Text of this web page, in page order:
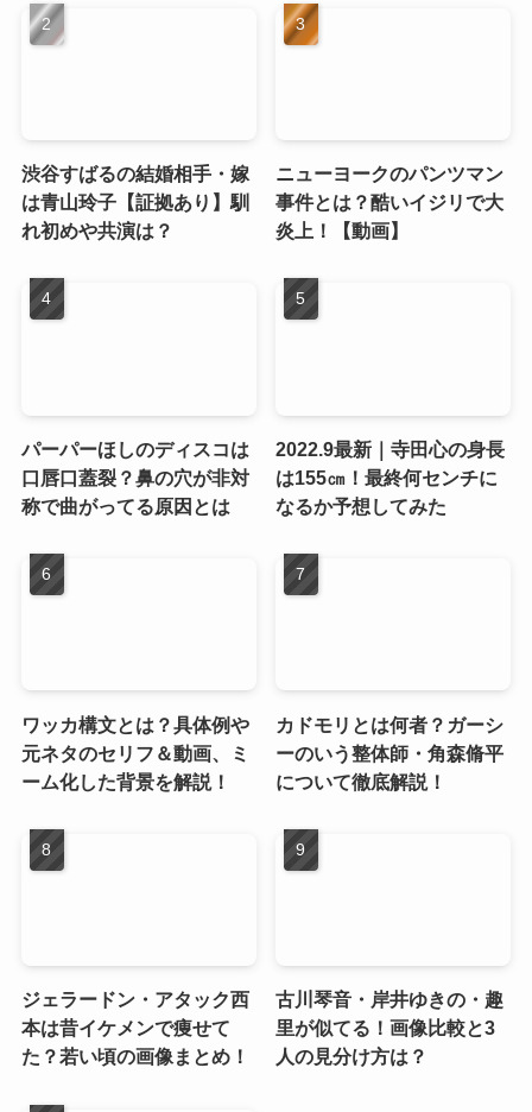
渋谷すばるの結婚相手・嫁
は青山玲子【証拠あり】馴
れ初めや共演は？
ニューヨークのパンツマン
事件とは？酷いイジリで大
炎上！【動画】
パーパーほしのディスコは
口唇口蓋裂？鼻の穴が非対
称で曲がってる原因とは
2022.9最新｜寺田心の身長
は155㎝！最終何センチに
なるか予想してみた
ワッカ構文とは？具体例や
元ネタのセリフ＆動画、ミ
ーム化した背景を解説！
カドモリとは何者？ガーシ
ーのいう整体師・角森脩平
について徹底解説！
ジェラードン・アタック西
本は昔イケメンで痩せて
た？若い頃の画像まとめ！
古川琴音・岸井ゆきの・趣
里が似てる！画像比較と3
人の見分け方は？